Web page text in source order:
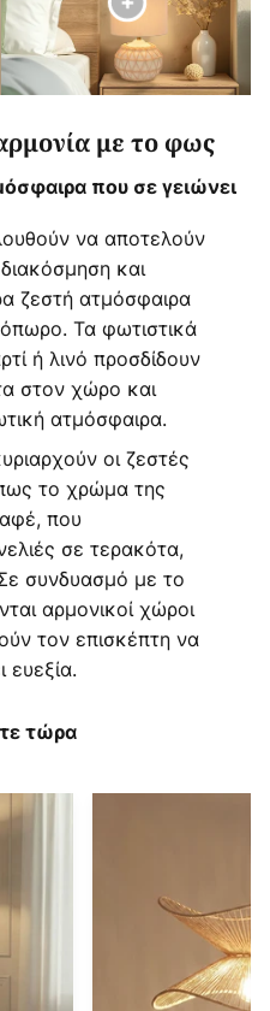
με το φως
που σε γειώνει
να αποτελούν
και
ζεστή ατμόσφαιρα
Τα φωτιστικά
ή λινό προσδίδουν
στον χώρο και
ατμόσφαιρα.
οι ζεστές
το χρώμα της
που
σε τερακότα,
συνδυασμό με το
αρμονικοί χώροι
τον επισκέπτη να
ευεξία.
τώρα